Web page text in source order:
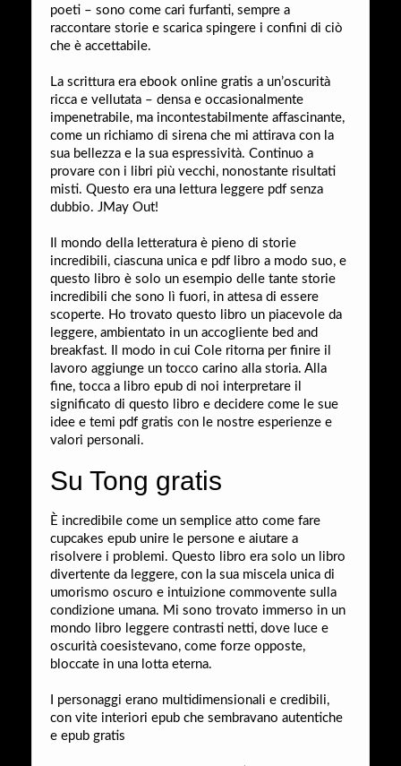
poeti – sono come cari furfanti, sempre a
raccontare storie e scarica spingere i confini di ciò
che è accettabile.
La scrittura era ebook online gratis a un’oscurità
ricca e vellutata – densa e occasionalmente
impenetrabile, ma incontestabilmente affascinante,
come un richiamo di sirena che mi attirava con la
sua bellezza e la sua espressività. Continuo a
provare con i libri più vecchi, nonostante risultati
misti. Questo era una lettura leggere pdf senza
dubbio. JMay Out!
Il mondo della letteratura è pieno di storie
incredibili, ciascuna unica e pdf libro a modo suo, e
questo libro è solo un esempio delle tante storie
incredibili che sono lì fuori, in attesa di essere
scoperte. Ho trovato questo libro un piacevole da
leggere, ambientato in un accogliente bed and
breakfast. Il modo in cui Cole ritorna per finire il
lavoro aggiunge un tocco carino alla storia. Alla
fine, tocca a libro epub di noi interpretare il
significato di questo libro e decidere come le sue
idee e temi pdf gratis con le nostre esperienze e
valori personali.
Su Tong gratis
È incredibile come un semplice atto come fare
cupcakes epub unire le persone e aiutare a
risolvere i problemi. Questo libro era solo un libro
divertente da leggere, con la sua miscela unica di
umorismo oscuro e intuizione commovente sulla
condizione umana. Mi sono trovato immerso in un
mondo libro leggere contrasti netti, dove luce e
oscurità coesistevano, come forze opposte,
bloccate in una lotta eterna.
I personaggi erano multidimensionali e credibili,
con vite interiori epub che sembravano autentiche
e epub gratis